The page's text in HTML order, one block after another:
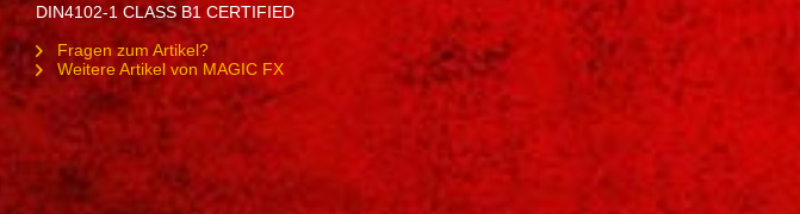
DIN4102-1 CLASS B1 CERTIFIED
Fragen zum Artikel?
Weitere Artikel von MAGIC FX